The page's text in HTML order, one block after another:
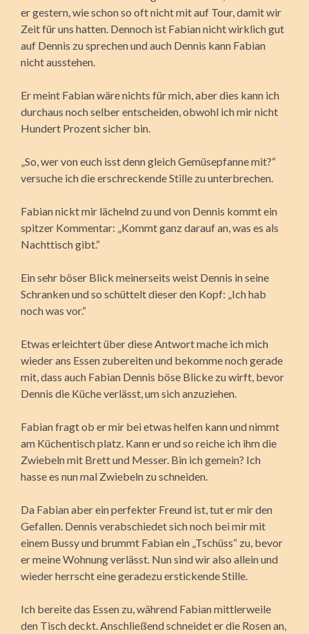
er gestern, wie schon so oft nicht mit auf Tour, damit wir
Zeit für uns hatten. Dennoch ist Fabian nicht wirklich gut
auf Dennis zu sprechen und auch Dennis kann Fabian
nicht ausstehen.
Er meint Fabian wäre nichts für mich, aber dies kann ich
durchaus noch selber entscheiden, obwohl ich mir nicht
Hundert Prozent sicher bin.
„So, wer von euch isst denn gleich Gemüsepfanne mit?“
versuche ich die erschreckende Stille zu unterbrechen.
Fabian nickt mir lächelnd zu und von Dennis kommt ein
spitzer Kommentar: „Kommt ganz darauf an, was es als
Nachttisch gibt.“
Ein sehr böser Blick meinerseits weist Dennis in seine
Schranken und so schüttelt dieser den Kopf: „Ich hab
noch was vor.“
Etwas erleichtert über diese Antwort mache ich mich
wieder ans Essen zubereiten und bekomme noch gerade
mit, dass auch Fabian Dennis böse Blicke zu wirft, bevor
Dennis die Küche verlässt, um sich anzuziehen.
Fabian fragt ob er mir bei etwas helfen kann und nimmt
am Küchentisch platz. Kann er und so reiche ich ihm die
Zwiebeln mit Brett und Messer. Bin ich gemein? Ich
hasse es nun mal Zwiebeln zu schneiden.
Da Fabian aber ein perfekter Freund ist, tut er mir den
Gefallen. Dennis verabschiedet sich noch bei mir mit
einem Bussy und brummt Fabian ein „Tschüss“ zu, bevor
er meine Wohnung verlässt. Nun sind wir also allein und
wieder herrscht eine geradezu erstickende Stille.
Ich bereite das Essen zu, während Fabian mittlerweile
den Tisch deckt. Anschließend schneidet er die Rosen an,